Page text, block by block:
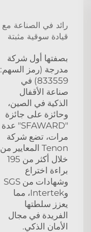
رائد في الصناعة مع
قيادة سوقية مثبتة
بصفتها أول شركة
مدرجة (رمز السهم:
833559) في
صناعة الأقفال
الذكية في الصين،
وحائزة على جائزة
"SFAWARD" عدة
مرات، تضع شركة
Tenon المعايير من
خلال أكثر من 195
براءة اختراع
وشهادات من SGS
وIntertek، مما
يعزز سلطتها
الفريدة في مجال
الأمان الذكي.